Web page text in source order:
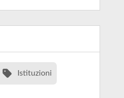
Istituzioni